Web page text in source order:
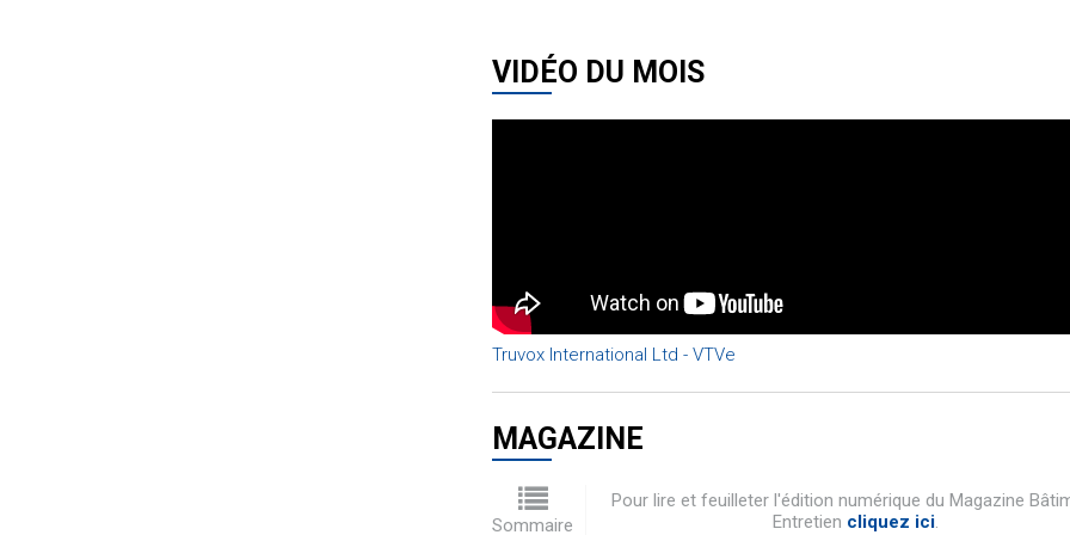
VIDÉO DU MOIS
Truvox International Ltd - VTVe
MAGAZINE
Sommaire
Pour lire et feuilleter l'édition numérique du Magazine
Entretien cliquez ici.